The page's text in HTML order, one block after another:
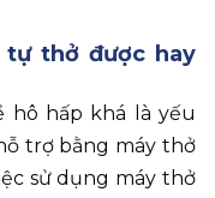
tự thở được hay
hô hấp khá là yếu
trợ bằng máy thở
sử dụng máy thở